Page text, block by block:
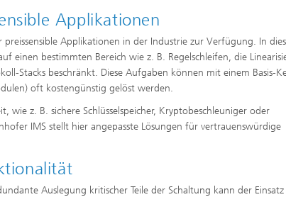
Applikationen
Applikationen in der Industrie zur Verfügung. In
einen bestimmten Bereich wie z. B. Regelschleifen, die
Stacks beschränkt. Diese Aufgaben können mit einem Basis-
oft kostengünstig gelöst werden.
wie z. B. sichere Schlüsselspeicher, Kryptobeschleuniger oder
IMS stellt hier angepasste Lösungen für vertrauenswürdige
Auslegung kritischer Teile der Schaltung kann der Einsatz